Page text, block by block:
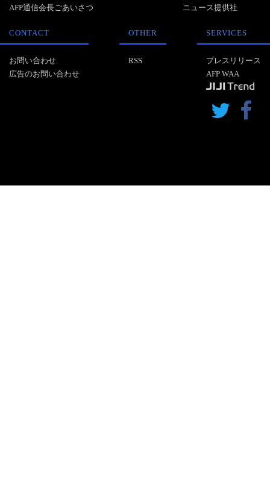
AFP通信会長ごあいさつ
ニュース提供社
CONTACT
お問い合わせ
広告のお問い合わせ
OTHER
RSS
SERVICES
プレスリリース
AFP WAA